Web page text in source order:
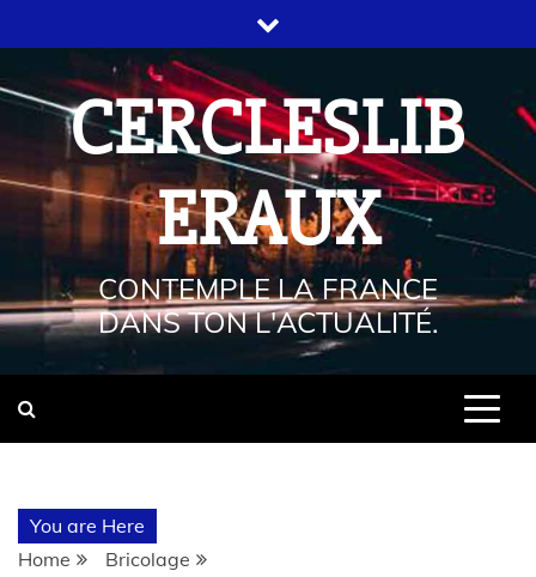
CERCLESLIB
ERAUX
CONTEMPLE LA FRANCE
DANS TON L'ACTUALITÉ.
You are Here
Home
Bricolage